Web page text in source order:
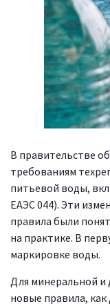
В правительстве
требованиям
питьевой воды,
ЕАЭС 044). Эти
правила были
на практике. В
маркировке воды.
Для минеральной и
новые правила,